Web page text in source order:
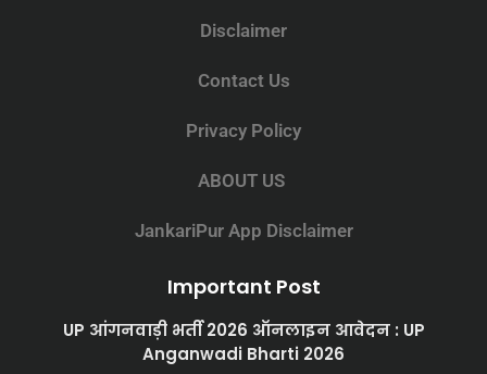
Disclaimer
Contact Us
Privacy Policy
ABOUT US
JankariPur App Disclaimer
Important Post
UP आंगनवाड़ी भर्ती 2026 ऑनलाइन आवेदन : UP
Anganwadi Bharti 2026